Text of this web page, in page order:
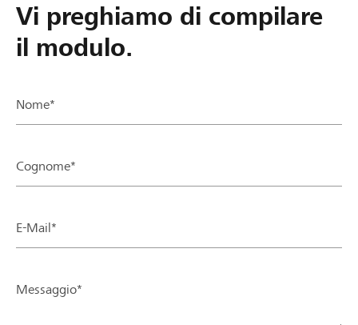
Vi preghiamo di compilare
il modulo.
Nome*
Cognome*
E-Mail*
Messaggio*